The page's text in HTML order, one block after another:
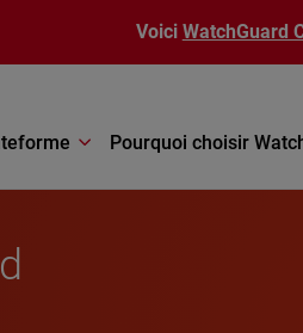
Voici WatchGuard
Pourquoi choisir